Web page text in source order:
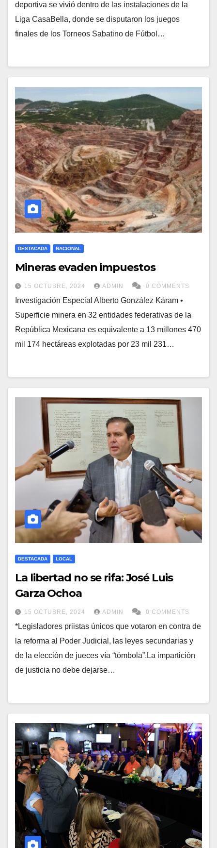
deportiva se vivió dentro de las instalaciones de la
Liga CasaBella, donde se disputaron los juegos
finales de los Torneos Sabatino de Fútbol…
DESTACADA NACIONAL
Mineras evaden impuestos
15 OCTUBRE, 2024 ADMIN 0 COMMENTS
Investigación Especial Alberto González Káram •
Superficie minera en 32 entidades federativas de la
República Mexicana es equivalente a 13 millones 470
mil 174 hectáreas explotadas por 23 mil 231…
DESTACADA LOCAL
La libertad no se rifa: José Luis
Garza Ochoa
15 OCTUBRE, 2024 ADMIN 0 COMMENTS
*Legisladores priistas únicos que votaron en contra de
la reforma al Poder Judicial, las leyes secundarias y
de la elección de jueces vía “tómbola”.La impartición
de justicia no debe dejarse…